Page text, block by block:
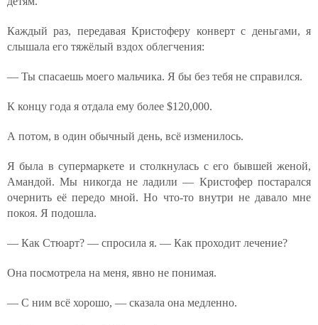
Каждый раз, передавая Кристоферу конверт с деньгами, я
слышала его тяжёлый вздох облегчения:
— Ты спасаешь моего мальчика. Я бы без тебя не справился.
К концу года я отдала ему более $120,000.
А потом, в один обычный день, всё изменилось.
Я была в супермаркете и столкнулась с его бывшей женой,
Амандой. Мы никогда не ладили — Кристофер постарался
очернить её передо мной. Но что-то внутри не давало мне
покоя. Я подошла.
— Как Стюарт? — спросила я. — Как проходит лечение?
Она посмотрела на меня, явно не понимая.
— С ним всё хорошо, — сказала она медленно.